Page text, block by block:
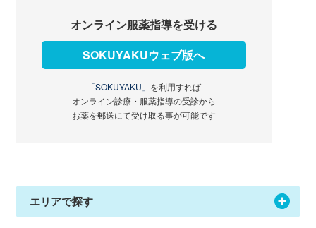
オンライン服薬指導を受ける
SOKUYAKUウェブ版へ
「SOKUYAKU」 を利用すれば
オンライン診療・服薬指導の受診から
お薬を郵送にて受け取る事が可能です
エリアで探す